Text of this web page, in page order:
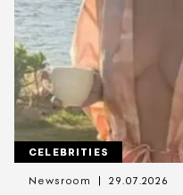
CELEBRITIES
Newsroom 29.07.2026